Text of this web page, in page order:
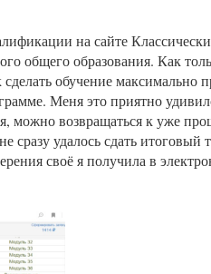
на сайте
общего образования. Как
обучение максимально
Меня это приятно
можно возвращаться к уже
удалось сдать итоговый
своё я получила в